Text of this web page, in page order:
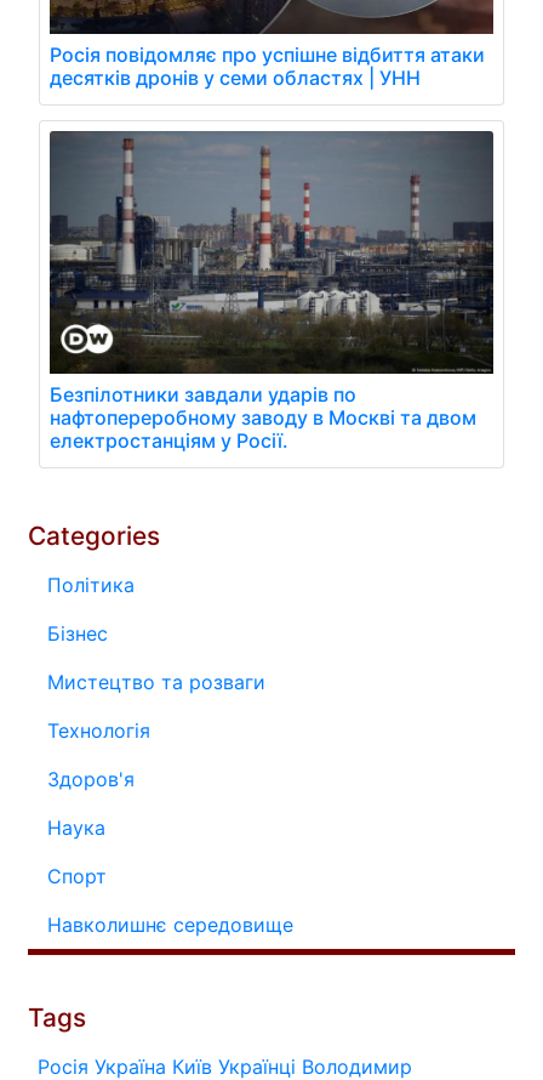
Росія повідомляє про успішне відбиття атаки
десятків дронів у семи областях | УНН
Безпілотники завдали ударів по
нафтопереробному заводу в Москві та двом
електростанціям у Росії.
Categories
Політика
Бізнес
Мистецтво та розваги
Технологія
Здоров'я
Наука
Спорт
Навколишнє середовище
Tags
Росія Україна Київ Українці Володимир